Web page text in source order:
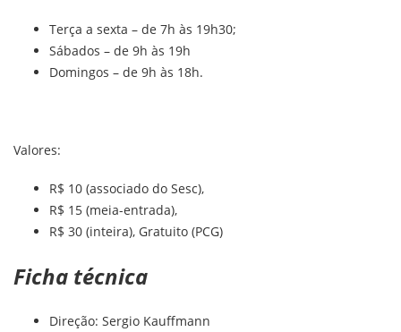
Terça a sexta – de 7h às 19h30;
Sábados – de 9h às 19h
Domingos – de 9h às 18h.
Valores:
R$ 10 (associado do Sesc),
R$ 15 (meia-entrada),
R$ 30 (inteira), Gratuito (PCG)
Ficha técnica
Direção: Sergio Kauffmann